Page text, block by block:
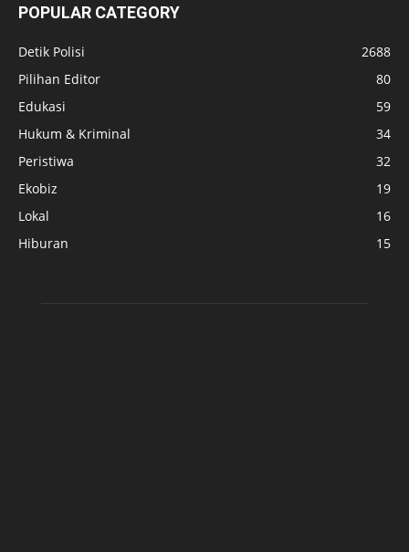
POPULAR CATEGORY
Detik Polisi
2688
Pilihan Editor
80
Edukasi
59
Hukum & Kriminal
34
Peristiwa
32
Ekobiz
19
Lokal
16
Hiburan
15